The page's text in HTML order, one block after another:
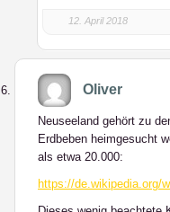
12. April 2018
Oliver
Neuseeland gehört zu
Erdbeben heimgesucht
als etwa 20.000:
https://de.wikipedia.org/